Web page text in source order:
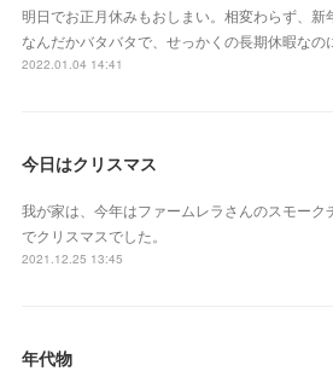
明日でお正月休みもおしまい。相変わらず、新
なんだかバタバタで、せっかくの長期休暇なの
2022.01.04 14:41
今日はクリスマス
我が家は、今年はファームレラさんのスモーク
でクリスマスでした。
2021.12.25 13:45
年代物